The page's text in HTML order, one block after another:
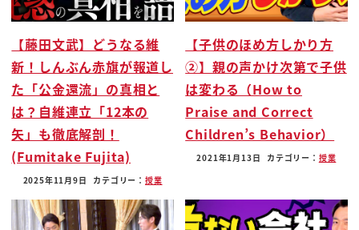
もうそんじょそこらじゃ
極められないっていう
うん確かに
でそのあらゆる検索の中から
ポンってお茶を出していただいて
それがドンピシャで
うん なんと奥深くて
あとまいろんなことに こう応用が利くでしょ
なんか所作だとかさ
そうですね うん
【藤田文武】どうなる維
新！しんぶん赤旗が報道し
た「公金還流」の真相と
は？自維連立「12本の
矢」も徹底解剖！
(Fumitake Fujita)
2025年11月9日 カテゴリー： 授業
【子供のほめ方しかり方
②】親の声かけ次第で子供
は変わる（How to
Praise and Correct
Children’s Behavior）
2021年1月13日 カテゴリー： 授業